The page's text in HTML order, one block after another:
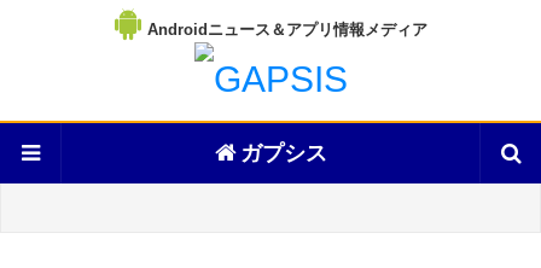
Androidニュース＆アプリ情報メディア
ガプシス